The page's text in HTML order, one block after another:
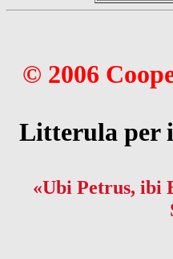
© 2006
Litterula per
«Ubi Petrus, ibi